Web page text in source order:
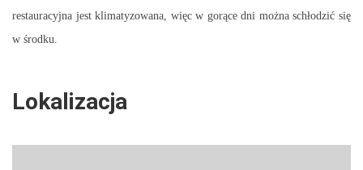
restauracyjna jest klimatyzowana, więc w gorące dni można schłodzić się
w środku.
Lokalizacja